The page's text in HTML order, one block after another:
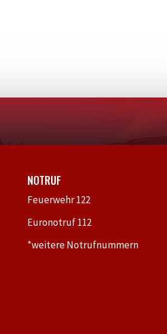
NOTRUF
Feuerwehr 122
Euronotruf 112
*weitere Notrufnummern